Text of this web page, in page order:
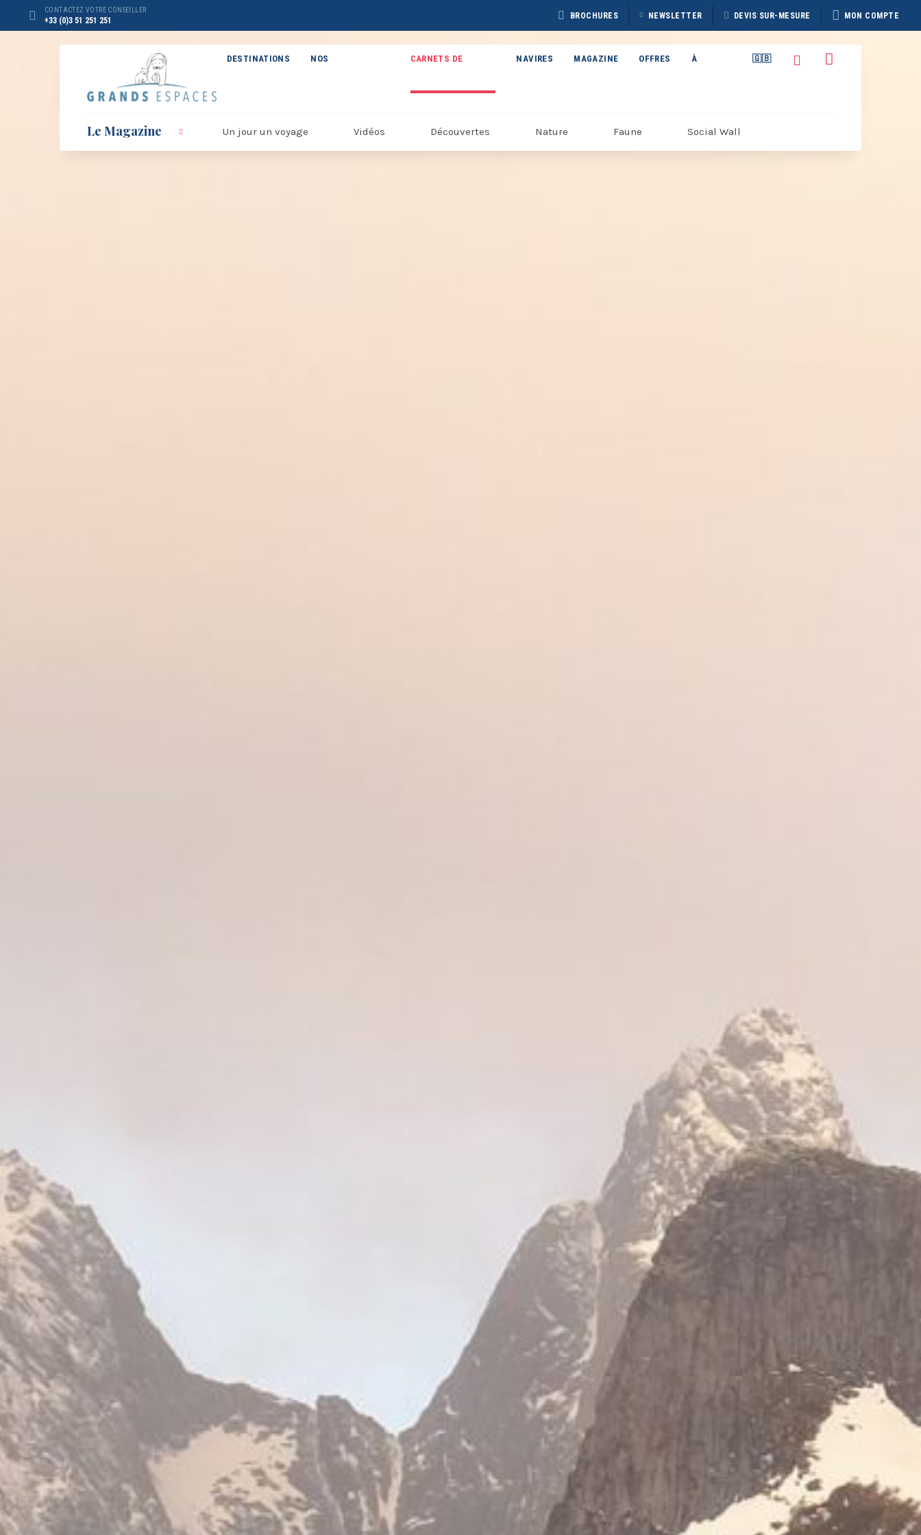
Panneau de gestion des cookies
CONTACTEZ VOTRE CONSEILLER
+33 (0)3 51 251 251 BROCHURES
BROCHURE CAPTAIN
ARCTIC 2027
NEWSLETTER DEVIS SUR-MESURE MON COMPTE
DESTINATIONS NOS
THÉMATIQUES
CARNETS DE
VOYAGE
NAVIRES MAGAZINE OFFRES À
PROPOS
🇬🇧
Le Magazine Un jour un voyage Vidéos Découvertes Nature Faune Social Wall